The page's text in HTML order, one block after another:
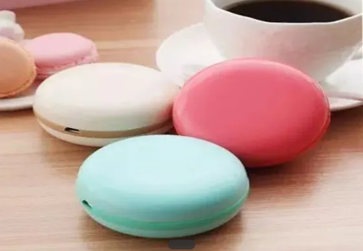
SITEMAP
PRIVACY
POLICY